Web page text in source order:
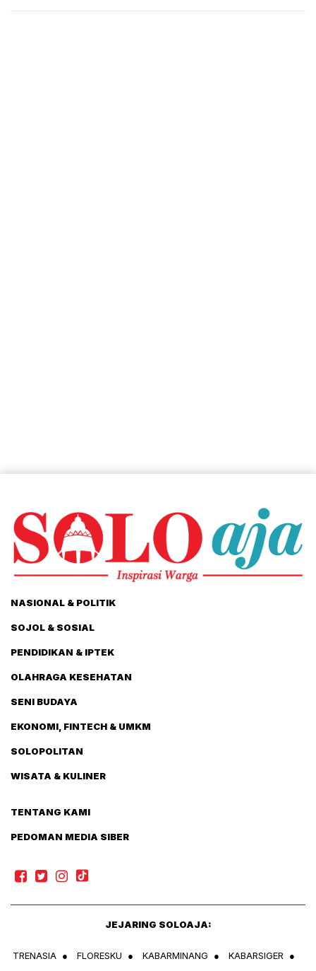
NASIONAL & POLITIK
SOJOL & SOSIAL
PENDIDIKAN & IPTEK
OLAHRAGA KESEHATAN
SENI BUDAYA
EKONOMI, FINTECH & UMKM
SOLOPOLITAN
WISATA & KULINER
TENTANG KAMI
PEDOMAN MEDIA SIBER
JEJARING SOLOAJA:
TRENASIA ● FLORESKU ● KABARMINANG ● KABARSIGER
●